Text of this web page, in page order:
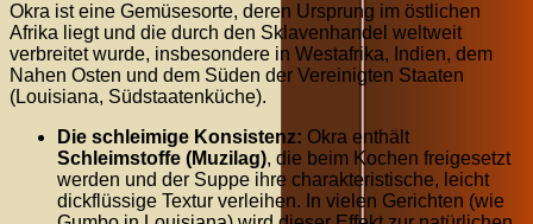
Okra ist eine Gemüsesorte, deren Ursprung im östlichen
Afrika liegt und die durch den Sklavenhandel weltweit
verbreitet wurde, insbesondere in Westafrika, Indien, dem
Nahen Osten und dem Süden der Vereinigten Staaten
(Louisiana, Südstaatenküche).
Die schleimige Konsistenz: Okra enthält
Schleimstoffe (Muzilag), die beim Kochen freigesetzt
werden und der Suppe ihre charakteristische, leicht
dickflüssige Textur verleihen. In vielen Gerichten (wie